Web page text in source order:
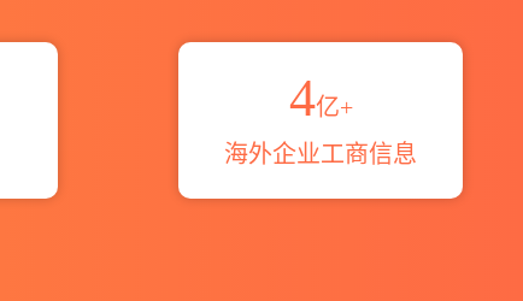
4亿+
海外企业工商信息